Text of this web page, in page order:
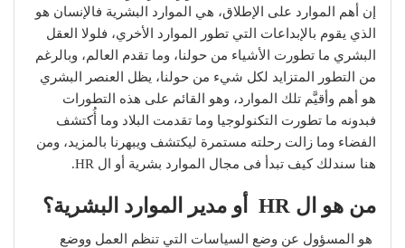
إن أهم الموارد على الإطلاق، هي الموارد البشرية فالإنسان هو
الذي يقوم بالإبداعات التي تطور الموارد الأخري، فلولا العقل
البشري ما تطورت الأشياء من حولنا، وما تقدم العالم، وبالرغم
من التطور المتزايد لكل شيء من حولنا، يظل العنصر البشري
هو أهم وأقيَّم تلك الموارد، وهو القائم على هذه التطورات
فبدونه ما تطورت التكنولوجيا وما تقدمت البلاد وما أُكتشف
الفضاء وما زالت رحلته مستمرة ليكتشف ويبهرنا بالمزيد، ومن
هنا سندلك كيف تبدأ فى مجال الموارد بشرية أو ال HR.
من هو ال HR أو مدير الموارد البشرية؟
هو المسؤول عن وضع السياسات التي تنظم العمل ووضع